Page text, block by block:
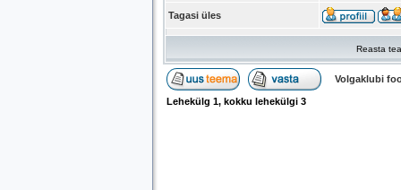
Tagasi üles
Reasta
Volgaklubi
Lehekülg 1, kokku lehekülgi 3